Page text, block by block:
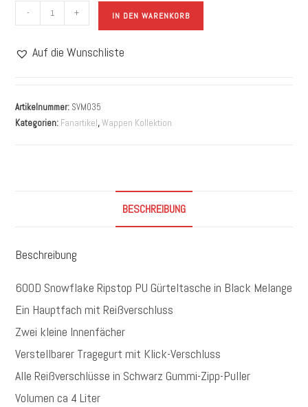
- + IN DEN WARENKORB
Auf die Wunschliste
Artikelnummer: SVM035
Kategorien: Fanartikel,Wappen Kollektion
BESCHREIBUNG
Beschreibung
600D Snowflake Ripstop PU Gürteltasche in Black Melange
Ein Hauptfach mit Reißverschluss
Zwei kleine Innenfächer
Verstellbarer Tragegurt mit Klick-Verschluss
Alle Reißverschlüsse in Schwarz Gummi-Zipp-Puller
Volumen ca 4 Liter